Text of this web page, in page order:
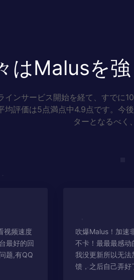
はMalusを
インサービス開始を経て、すでに
均評価は5点満点中4.9点です。今
ターとなるべく
视频速度
最好的回
题,有QQ
吹爆Malus！加速
不卡！最最最感
我没更新所以无法
馈，之后自己弄